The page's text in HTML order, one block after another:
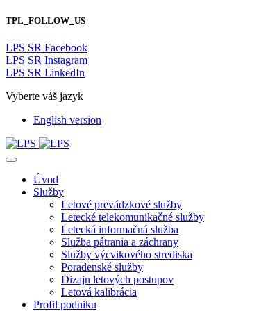
TPL_FOLLOW_US
LPS SR Facebook
LPS SR Instagram
LPS SR LinkedIn
Vyberte váš jazyk
English version
Úvod
Služby
Letové prevádzkové služby
Letecké telekomunikačné služby
Letecká informačná služba
Služba pátrania a záchrany
Služby výcvikového strediska
Poradenské služby
Dizajn letových postupov
Letová kalibrácia
Profil podniku